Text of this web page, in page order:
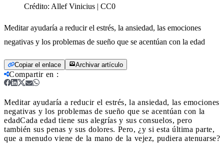
Crédito: Allef Vinicius | CC0
Meditar ayudaría a reducir el estrés, la ansiedad, las emociones
negativas y los problemas de sueño que se acentúan con la edad
Copiar el enlace Archivar artículo
Compartir en :
Meditar ayudaría a reducir el estrés, la ansiedad, las emociones
negativas y los problemas de sueño que se acentúan con la
edadCada edad tiene sus alegrías y sus consuelos, pero
también sus penas y sus dolores. Pero, ¿y si esta última parte,
que a menudo viene de la mano de la vejez, pudiera atenuarse?